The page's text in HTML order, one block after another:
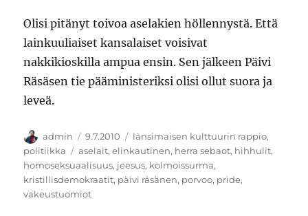
Olisi pitänyt toivoa aselakien höllennystä. Että
lainkuuliaiset kansalaiset voisivat
nakkikioskilla ampua ensin. Sen jälkeen Päivi
Räsäsen tie pääministeriksi olisi ollut suora ja
leveä.
Kirjoittaja
admin Julkaistu
9.7.2010 Kategoriat
länsimaisen kulttuurin rappio,
politiikka
Avainsanat
aselait,elinkautinen, herra sebaot, hihhulit,
homoseksuaalisuus, jeesus, kolmoissurma,
kristillisdemokraatit, päivi räsänen, porvoo, pride,
vakeustuomiot